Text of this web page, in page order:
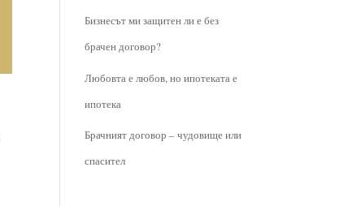
Бизнесът ми защитен ли е без
брачен договор?
Любовта е любов, но ипотеката е
ипотека
Брачният договор – чудовище или
спасител